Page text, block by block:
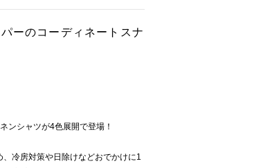
ーのコーディネートスナ
ンシャツが4色展開で登場！
冷房対策や日除けなどおでかけに1